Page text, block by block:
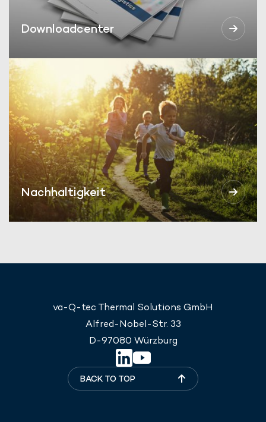
Downloadcenter
Nachhaltigkeit
va-Q-tec Thermal Solutions GmbH
Alfred-Nobel-Str. 33
D-97080 Würzburg
BACK TO TOP